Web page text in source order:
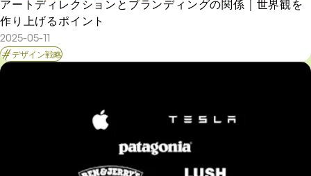
アートディレクションとブランディングの関係｜世界観を
作り上げるポイント
2025-05-11
デザイン戦略